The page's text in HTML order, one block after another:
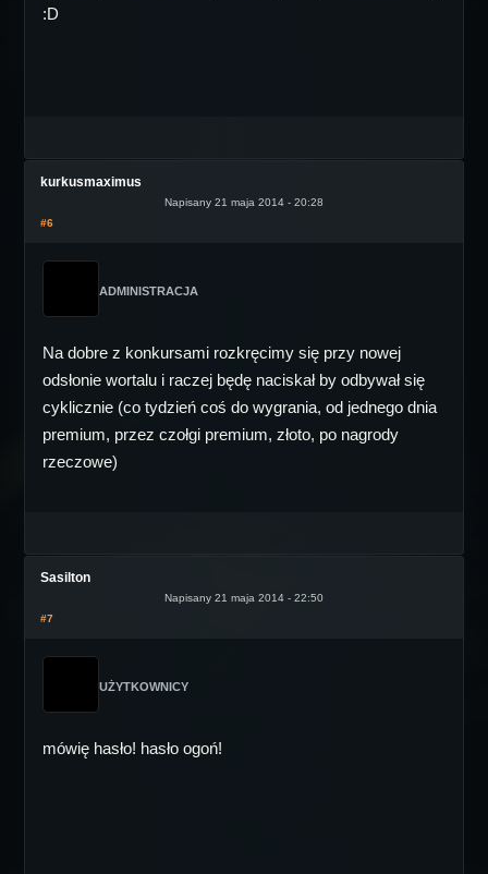
:D
kurkusmaximus
Napisany 21 maja 2014 - 20:28
#6
ADMINISTRACJA
Na dobre z konkursami rozkręcimy się przy nowej
odsłonie wortalu i raczej będę naciskał by odbywał się
cyklicznie (co tydzień coś do wygrania, od jednego dnia
premium, przez czołgi premium, złoto, po nagrody
rzeczowe)
Sasilton
Napisany 21 maja 2014 - 22:50
#7
UŻYTKOWNICY
mówię hasło! hasło ogoń!